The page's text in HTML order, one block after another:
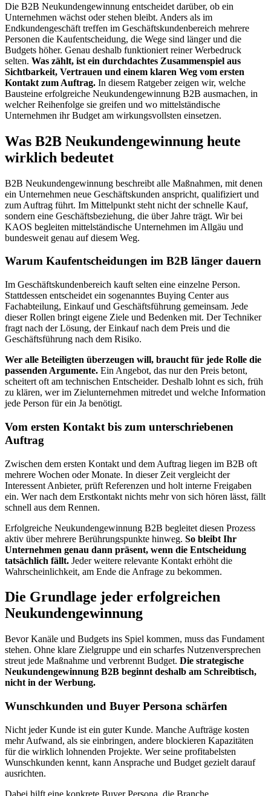
Die B2B Neukundengewinnung entscheidet darüber, ob ein
Unternehmen wächst oder stehen bleibt. Anders als im
Endkundengeschäft treffen im Geschäftskundenbereich mehrere
Personen die Kaufentscheidung, die Wege sind länger und die
Budgets höher. Genau deshalb funktioniert reiner Werbedruck
selten. Was zählt, ist ein durchdachtes Zusammenspiel aus
Sichtbarkeit, Vertrauen und einem klaren Weg vom ersten
Kontakt zum Auftrag. In diesem Ratgeber zeigen wir, welche
Bausteine erfolgreiche Neukundengewinnung B2B ausmachen, in
welcher Reihenfolge sie greifen und wo mittelständische
Unternehmen ihr Budget am wirkungsvollsten einsetzen.
Was B2B Neukundengewinnung heute
wirklich bedeutet
B2B Neukundengewinnung beschreibt alle Maßnahmen, mit denen
ein Unternehmen neue Geschäftskunden anspricht, qualifiziert und
zum Auftrag führt. Im Mittelpunkt steht nicht der schnelle Kauf,
sondern eine Geschäftsbeziehung, die über Jahre trägt. Wir bei
KAOS begleiten mittelständische Unternehmen im Allgäu und
bundesweit genau auf diesem Weg.
Warum Kaufentscheidungen im B2B länger dauern
Im Geschäftskundenbereich kauft selten eine einzelne Person.
Stattdessen entscheidet ein sogenanntes Buying Center aus
Fachabteilung, Einkauf und Geschäftsführung gemeinsam. Jede
dieser Rollen bringt eigene Ziele und Bedenken mit. Der Techniker
fragt nach der Lösung, der Einkauf nach dem Preis und die
Geschäftsführung nach dem Risiko.
Wer alle Beteiligten überzeugen will, braucht für jede Rolle die
passenden Argumente. Ein Angebot, das nur den Preis betont,
scheitert oft am technischen Entscheider. Deshalb lohnt es sich, früh
zu klären, wer im Zielunternehmen mitredet und welche Information
jede Person für ein Ja benötigt.
Vom ersten Kontakt bis zum unterschriebenen
Auftrag
Zwischen dem ersten Kontakt und dem Auftrag liegen im B2B oft
mehrere Wochen oder Monate. In dieser Zeit vergleicht der
Interessent Anbieter, prüft Referenzen und holt interne Freigaben
ein. Wer nach dem Erstkontakt nichts mehr von sich hören lässt, fällt
schnell aus dem Rennen.
Erfolgreiche Neukundengewinnung B2B begleitet diesen Prozess
aktiv über mehrere Berührungspunkte hinweg. So bleibt Ihr
Unternehmen genau dann präsent, wenn die Entscheidung
tatsächlich fällt. Jeder weitere relevante Kontakt erhöht die
Wahrscheinlichkeit, am Ende die Anfrage zu bekommen.
Die Grundlage jeder erfolgreichen
Neukundengewinnung
Bevor Kanäle und Budgets ins Spiel kommen, muss das Fundament
stehen. Ohne klare Zielgruppe und ein scharfes Nutzenversprechen
streut jede Maßnahme und verbrennt Budget. Die strategische
Neukundengewinnung B2B beginnt deshalb am Schreibtisch,
nicht in der Werbung.
Wunschkunden und Buyer Persona schärfen
Nicht jeder Kunde ist ein guter Kunde. Manche Aufträge kosten
mehr Aufwand, als sie einbringen, andere blockieren Kapazitäten
für die wirklich lohnenden Projekte. Wer seine profitabelsten
Wunschkunden kennt, kann Ansprache und Budget gezielt darauf
ausrichten.
Dabei hilft eine konkrete Buyer Persona, die Branche,